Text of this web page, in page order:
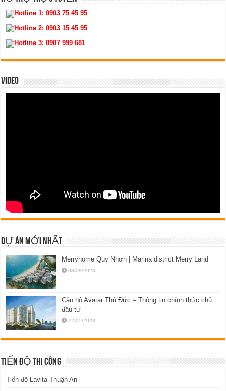
Hotline 1:0903 75 45 95
Hotline 2:0903 15 45 95
Hotline 3:0907 999 681
VIDEO
DỰ ÁN MỚI NHẤT
Merryhome Quy Nhơn | Marina district Merry Land
08/08/2023
Căn hộ Avatar Thủ Đức – Thông tin chính thức chủ
đầu tư
12/05/2023
TIẾN ĐỘ THI CÔNG
Tiến độ Lavita Thuận An